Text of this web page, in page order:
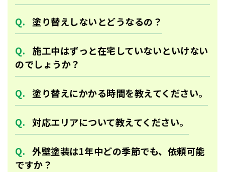
塗り替えしないとどうなるの？
施工中はずっと在宅していないといけない
のでしょうか？
塗り替えにかかる時間を教えてください。
対応エリアについて教えてください。
外壁塗装は1年中どの季節でも、依頼可能
ですか？